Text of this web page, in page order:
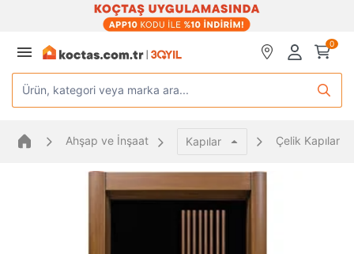
0
Ürün, kategori veya marka ara...
Ahşap ve İnşaat Kapılar Çelik Kapılar